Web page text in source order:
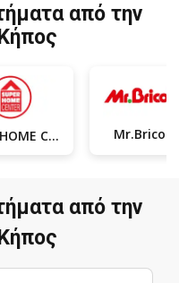
από την
SUPERHOME CENTER
από την